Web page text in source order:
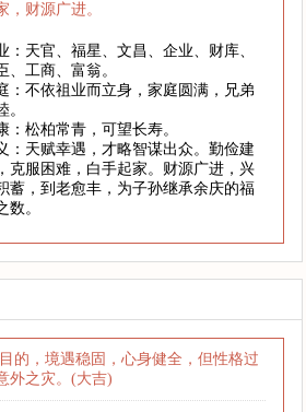
，财源广进。
：天官、福星、文昌、企业、财库、
、工商、富翁。
：不依祖业而立身，家庭圆满，兄弟
。
：松柏常青，可望长寿。
：天赋幸遇，才略智谋出众。勤俭建
克服困难，白手起家。财源广进，兴
蓄，到老愈丰，为子孙继承余庆的福
数。
的，境遇稳固，心身健全，但性格过
外之灾。(大吉)